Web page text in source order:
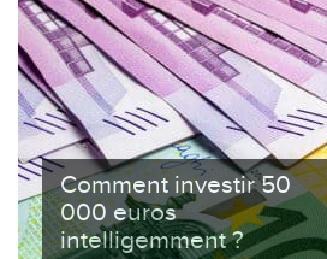
Comment investir 50
000 euros
intelligemment ?